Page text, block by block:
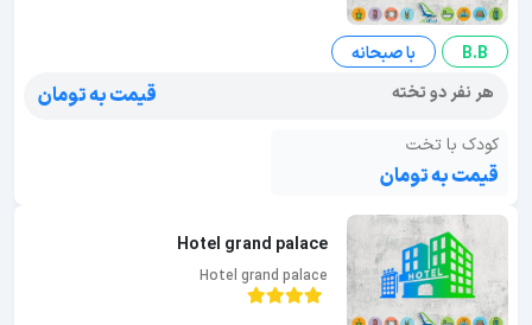
B.B
با صبحانه
هر نفر دو تخته
قیمت به تومان
کودک با تخت
قیمت به تومان
Hotel grand palace
Hotel grand palace